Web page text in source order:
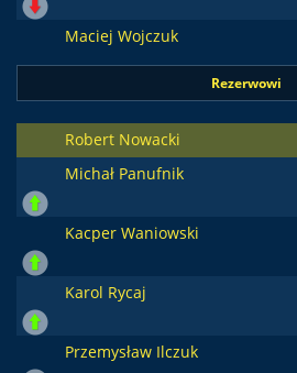
Maciej Wojczuk
Rezerwowi
Robert Nowacki
Michał Panufnik
Kacper Waniowski
Karol Rycaj
Przemysław Ilczuk